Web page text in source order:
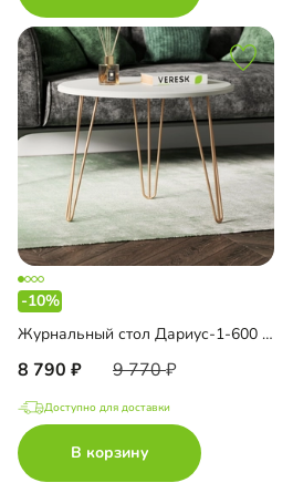
-10%
Журнальный стол Дариус-1-600 Голд
8 790 9 770
Доступно для доставки
В корзину